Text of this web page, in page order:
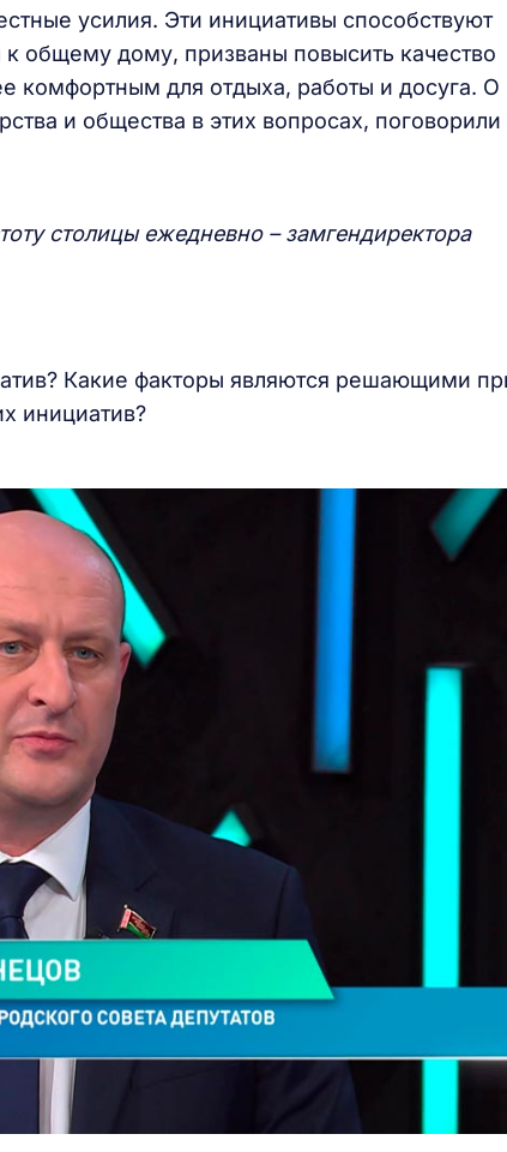
усилия. Эти инициативы способствуют
общему дому, призваны повысить качество
комфортным для отдыха, работы и досуга. О
и общества в этих вопросах, поговорили
столицы ежедневно – замгендиректора
Какие факторы являются решающими
инициатив?